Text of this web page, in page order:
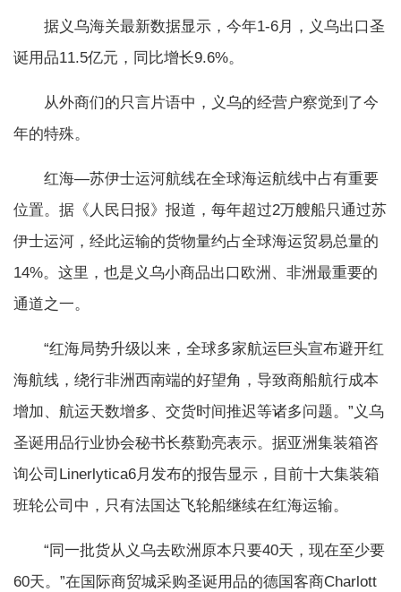
据义乌海关最新数据显示，今年1-6月，义乌出口圣
诞用品11.5亿元，同比增长9.6%。
从外商们的只言片语中，义乌的经营户察觉到了今
年的特殊。
红海—苏伊士运河航线在全球海运航线中占有重要
位置。据《人民日报》报道，每年超过2万艘船只通过苏
伊士运河，经此运输的货物量约占全球海运贸易总量的
14%。这里，也是义乌小商品出口欧洲、非洲最重要的
通道之一。
“红海局势升级以来，全球多家航运巨头宣布避开红
海航线，绕行非洲西南端的好望角，导致商船航行成本
增加、航运天数增多、交货时间推迟等诸多问题。”义乌
圣诞用品行业协会秘书长蔡勤亮表示。据亚洲集装箱咨
询公司Linerlytica6月发布的报告显示，目前十大集装箱
班轮公司中，只有法国达飞轮船继续在红海运输。
“同一批货从义乌去欧洲原本只要40天，现在至少要
60天。”在国际商贸城采购圣诞用品的德国客商Charlott